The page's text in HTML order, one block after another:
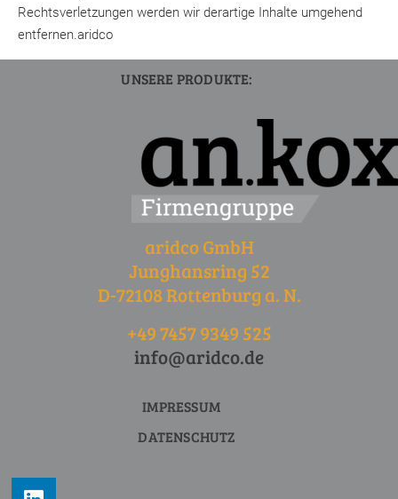
Rechtsverletzungen werden wir derartige Inhalte umgehend
entfernen.aridco
UNSERE PRODUKTE:
aridco GmbH
Junghansring 52
D-72108 Rottenburg a. N.
+49 7457 9349 525
info@aridco.de
IMPRESSUM
DATENSCHUTZ